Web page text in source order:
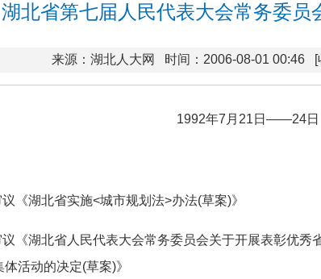
湖北省第七届人民代表大会常务委员
来源：湖北人大网 时间：2006-08-01 00:46
1992年7月21日——24日
《湖北省实施<城市规划法>办法(草案)》
议《湖北省人民代表大会常务委员会关于开展表彰优秀
体活动的决定(草案)》